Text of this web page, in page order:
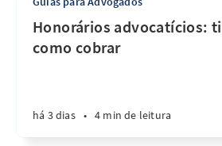
Honorários advocatícios:
como cobrar
há 3 dias • 4 min de leitura